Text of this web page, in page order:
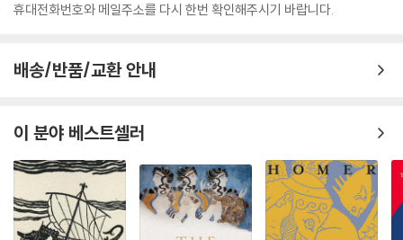
휴대전화번호와 메일주소를 다시 한번 확인해주시기 바랍니다.
배송/반품/교환 안내
이 분야 베스트셀러